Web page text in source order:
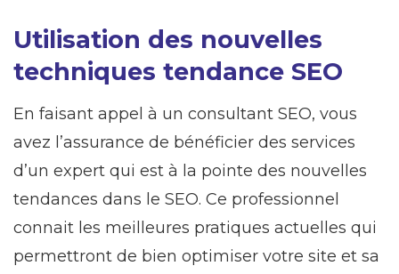
Utilisation des nouvelles
techniques tendance SEO
En faisant appel à un consultant SEO, vous
avez l’assurance de bénéficier des services
d’un expert qui est à la pointe des nouvelles
tendances dans le SEO. Ce professionnel
connait les meilleures pratiques actuelles qui
permettront de bien optimiser votre site et sa